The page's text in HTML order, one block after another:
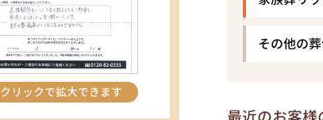
クリックで拡大できます
その他の